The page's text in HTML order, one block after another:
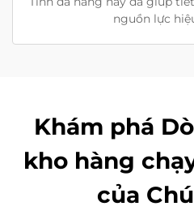
nguồn lực
Khám phá
kho hàng
của